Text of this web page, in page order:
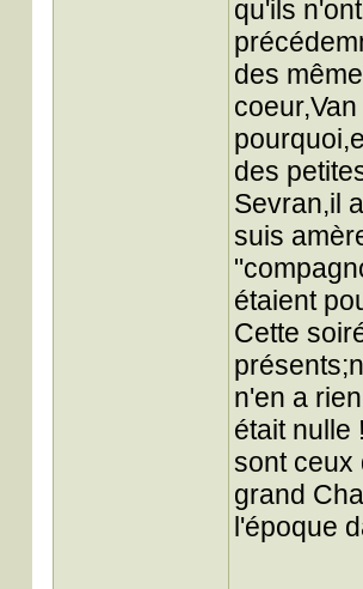
qu'ils
des
des
Sevran,il
suis
étaient
Cette
n'en a
était nulle
sont ceux
grand
l'époque